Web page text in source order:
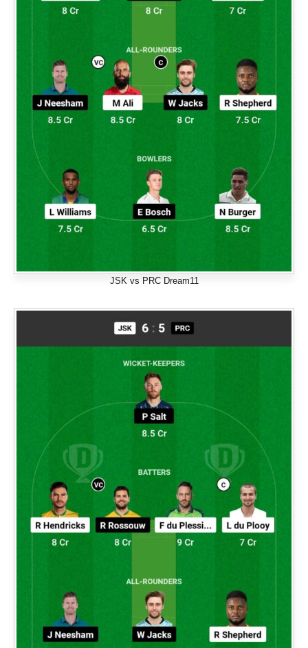
JSK vs PRC Dream11